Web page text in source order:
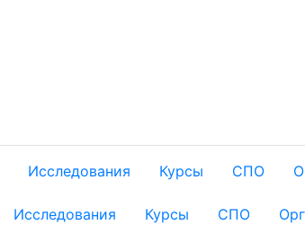
Исследования Курсы СПО
Исследования Курсы СПО